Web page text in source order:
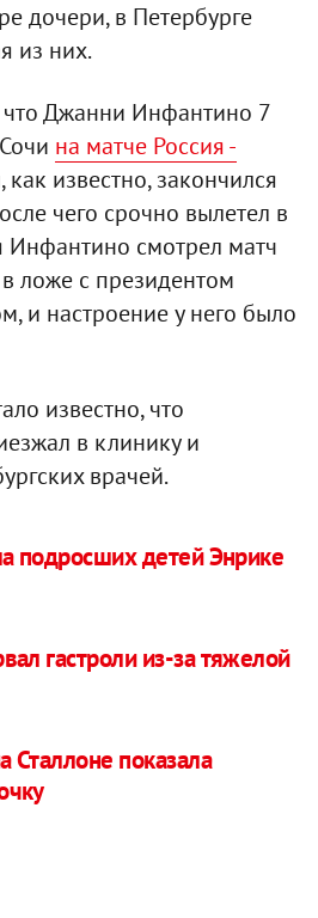
дочери, в Петербурге
из них.
что Джанни Инфантино 7
на матче Россия -
как известно, закончился
чего срочно вылетел в
Инфантино смотрел матч
ложе с президентом
и настроение у него было
известно, что
в клинику и
врачей.
подросших детей Энрике
гастроли из-за тяжелой
Сталлоне показала